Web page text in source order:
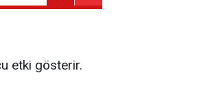
etki gösterir.